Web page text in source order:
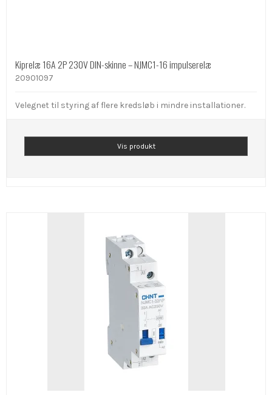
Kiprelæ 16A 2P 230V DIN-skinne – NJMC1-16 impulserelæ
20901097
Velegnet til styring af flere kredsløb i mindre installationer.
Vis produkt